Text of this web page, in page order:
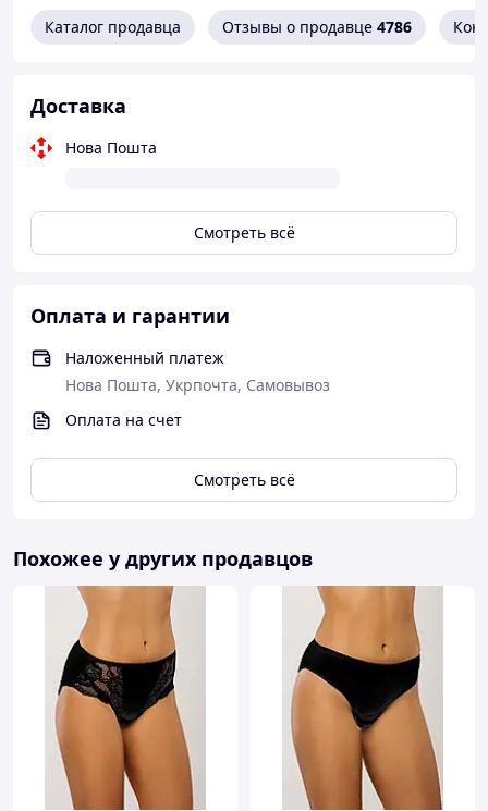
Каталог продавца Отзывы о продавце 4786
Доставка
Нова Пошта
Смотреть всё
Оплата и гарантии
Наложенный платеж
Нова Пошта, Укрпочта, Самовывоз
Оплата на счет
Смотреть всё
Похожее у других продавцов